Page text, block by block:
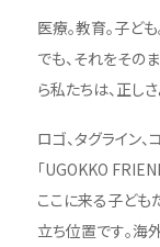
医療。教育。子ど
でも、それをその
ら私たちは、正し
ロゴ、タグライン
「UGOKKO
ここに来る子ども
立ち位置です。海